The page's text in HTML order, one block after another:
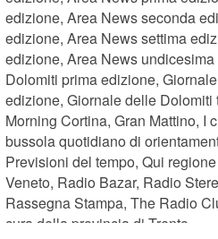
edizione, Area News seconda
edizione, Area News settima
edizione, Area News
Dolomiti prima edizione,
edizione, Giornale delle Dolomiti
Morning Cortina, Gran Mattino, I
bussola quotidiano di
Previsioni del tempo, Qui
Veneto, Radio Bazar, Radio
Rassegna Stampa, The Radio
cura della provincia di Trento